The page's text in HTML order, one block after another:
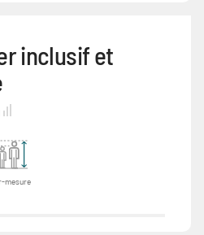
inclusif et
mesure